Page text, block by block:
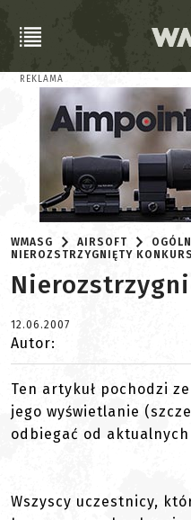
REKLAMA
WMASG AIRSOFT
NIEROZSTRZYGNIĘTY KONKURS
12.06.2007
Autor:
Ten artykuł pochodzi
jego wyświetlanie
odbiegać od
Wszyscy uczestnicy,